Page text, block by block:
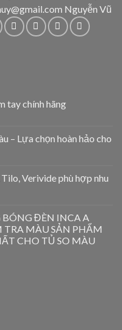
Nguyễn Vũ
tay chính hãng
– Lựa chọn hoàn hảo cho
Verivide phù hợp nhu
ĐÈN INCA A
TRA MÀU SẢN PHẨM
CHO TỦ SO MÀU